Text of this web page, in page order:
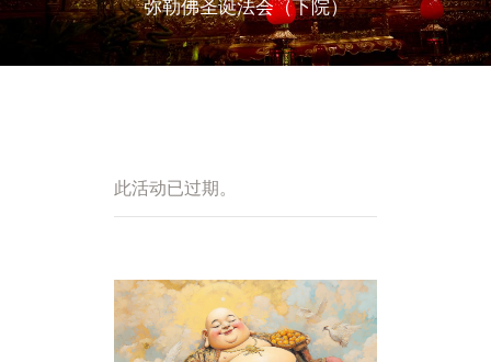
弥勒佛圣诞法会（下院）
加入我們
博客
此活动已过期。